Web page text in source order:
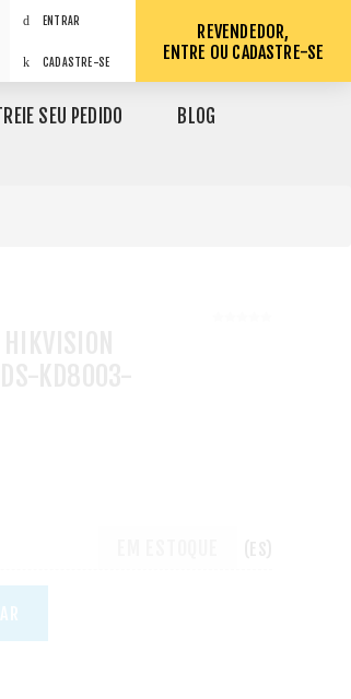
ENTRAR
CADASTRE-SE
REVENDEDOR,
ENTRE OU CADASTRE-SE
SEU PEDIDO BLOG